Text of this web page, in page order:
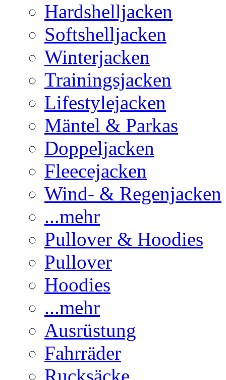
Hardshelljacken
Softshelljacken
Winterjacken
Trainingsjacken
Lifestylejacken
Mäntel & Parkas
Doppeljacken
Fleecejacken
Wind- & Regenjacken
...mehr
Pullover & Hoodies
Pullover
Hoodies
...mehr
Ausrüstung
Fahrräder